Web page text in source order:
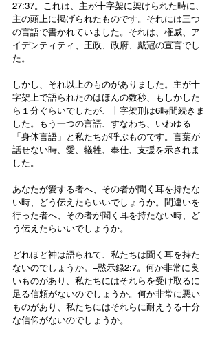
27:37。これは、主が十字架に架けられた時に、
主の頭上に掲げられたものです。それには三つ
の言語で書かれていました。それは、権威、ア
イデンティティ、王政、政府、戴冠の宣言でし
た。
しかし、それ以上のものがありました。主が十
字架上で語られたのはほんの数秒、もしかした
ら１分ぐらいでしたが、十字架刑は6時間続きま
した。もう一つの言語、すなわち、いわゆる
「身体言語」と私たちが呼ぶものです。言葉が
話せない時、愛、犠牲、奉仕、支援を示されま
した。
あなたが愛する者へ、その者が聞く耳を持たな
い時、どう伝えたらいいでしょうか。間違いを
行った者へ、その者が聞く耳を持たない時、ど
う伝えたらいいでしょうか。
どれほど神は語られて、私たちは聞く耳を持た
ないのでしょうか。–黙示録2:7。何か非常に良
いものがあり、私たちにはそれらを受け取るに
足る信頼がないのでしょうか。何か非常に悪い
ものがあり、私たちにはそれらに耐えうる十分
な信仰がないのでしょうか。